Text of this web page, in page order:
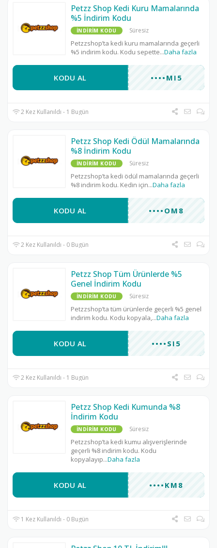
Petzz Shop Kedi Kuru Mamalarında
%5 İndirim Kodu
İNDIRIM KODU Süresiz
Petzzshop’ta kedi kuru mamalarında geçerli
%5 indirim kodu. Kodu sepette...Daha fazla
••••MI5
KODU AL
2 Kez Kullanıldı - 1 Bugün
Petzz Shop Kedi Ödül Mamalarında
%8 İndirim Kodu
İNDIRIM KODU Süresiz
Petzzshop’ta kedi ödül mamalarında geçerli
%8 indirim kodu. Kedin için...Daha fazla
••••OM8
KODU AL
2 Kez Kullanıldı - 0 Bugün
Petzz Shop Tüm Ürünlerde %5
Genel İndirim Kodu
İNDIRIM KODU Süresiz
Petzzshop’ta tüm ürünlerde geçerli %5 genel
indirim kodu. Kodu kopyala, ...Daha fazla
••••SI5
KODU AL
2 Kez Kullanıldı - 1 Bugün
Petzz Shop Kedi Kumunda %8
İndirim Kodu
İNDIRIM KODU Süresiz
Petzzshop’ta kedi kumu alışverişlerinde
geçerli %8 indirim kodu. Kodu
kopyalayıp...Daha fazla
••••KM8
KODU AL
1 Kez Kullanıldı - 0 Bugün